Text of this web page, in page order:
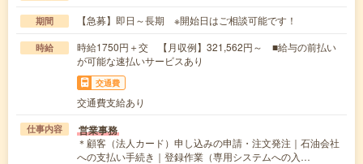
期間 【急募】即日～長期 ※開始日はご相談可能です！
時給
時給1750円＋交 【月収例】321,562円～ ■給与の前払い
が可能な速払いサービスあり
交通費
交通費支給あり
仕事内容 営業事務
＊顧客（法人カード）申し込みの申請・注文発注｜石油会社
への支払い手続き｜登録作業（専用システムへの入…